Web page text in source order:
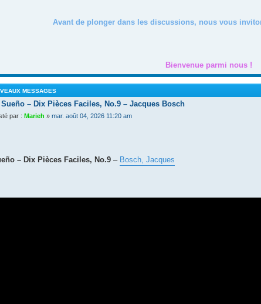
Avant de plonger dans les discussions, nous vous
Bienvenue parmi nous !
MESSAGES
M
Sueño – Dix Pièces Faciles, No.9 – Jacques Bosch
par : Marieh » mar. août 04, 2026 11:20 am
– Dix Pièces Faciles, No.9 – Bosch, Jacques